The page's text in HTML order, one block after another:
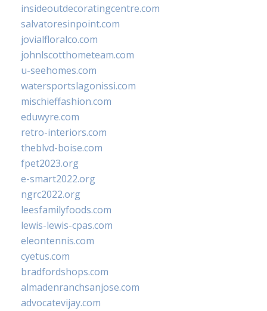
insideoutdecoratingcentre.com
salvatoresinpoint.com
jovialfloralco.com
johnlscotthometeam.com
u-seehomes.com
watersportslagonissi.com
mischieffashion.com
eduwyre.com
retro-interiors.com
theblvd-boise.com
fpet2023.org
e-smart2022.org
ngrc2022.org
leesfamilyfoods.com
lewis-lewis-cpas.com
eleontennis.com
cyetus.com
bradfordshops.com
almadenranchsanjose.com
advocatevijay.com